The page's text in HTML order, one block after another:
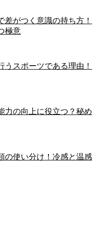
がつく意識の持ち方！
極意
スポーツである理由！
力の向上に役立つ？秘め
の使い分け！冷感と温感